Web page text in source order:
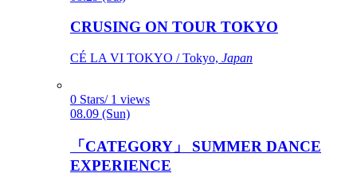
CRUSING ON TOUR TOKYO
CÉ LA VI TOKYO / Tokyo, Japan
0 Stars/ 1 views
08.09 (Sun)
「CATEGORY」 SUMMER DANCE
EXPERIENCE